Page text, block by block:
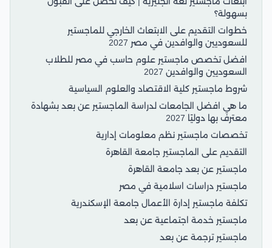
بسهولة؟
خطوات التقديم على الابتعاث الخارجي للماجستير
للسعوديين والوافدين في مصر 2027
افضل تخصص ماجستير علوم حاسب في مصر للطلاب
السعوديين والوافدين 2027
شروط ماجستير كلية الاقتصاد والعلوم السياسية
ما هي افضل الجامعات لدراسة الماجستير عن بعد بشهادة
معترف بها دوليًا 2027
تخصصات ماجستير نظم معلومات إدارية
التقديم على الماجستير جامعة القاهرة
ماجستير عن بعد جامعة القاهرة
ماجستير دراسات اسلامية في مصر
تكلفة ماجستير إدارة الأعمال جامعة الإسكندرية
ماجستير خدمة اجتماعية عن بعد
ماجستير ترجمة عن بعد